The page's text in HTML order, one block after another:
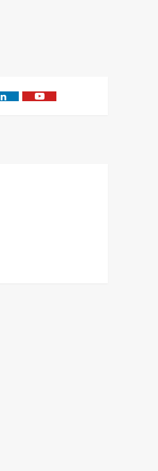
LinkedinYoutube